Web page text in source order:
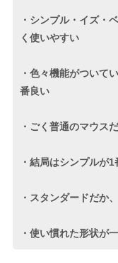
・シンプル・イズ・
く使いやすい
・色々機能がついて
番良い
・ごく普通のマウス
・結局はシンプルが
・スタンダードだか
・使い慣れた形状が